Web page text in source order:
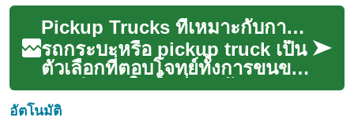
บริการเคลื่อนย้ายได้อย่างต่อเนื่อง
แม้...
Pickup Trucks ที่เหมาะกับการใช้งานจริงในชีวิตประจำวันและงานหนัก
รถกระบะหรือ pickup truck เป็น
ตัวเลือกที่ตอบโจทย์ทั้งการขนของ
การทำงานในพื้นที่ก่อสร้าง และ
การใช้งานส่วนตัวในเมืองหรือ...
อัตโนมัติ